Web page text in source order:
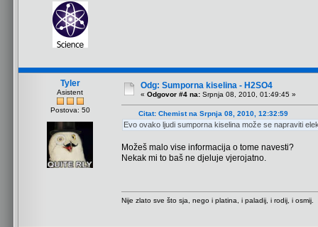
Tyler
Asistent
Postova: 50
Odg: Sumporna kiselina - H2SO4
« Odgovor #4 na: Srpnja 08, 2010, 01:49:45 »
Citat: Chemist na Srpnja 08, 2010, 12:32:59
Evo ovako ljudi sumporna kiselina može se napraviti
Možeš malo vise informacija o tome navesti?
Nekak mi to baš ne djeluje vjerojatno.
Nije zlato sve što sja, nego i platina, i paladij, i rodij, i osmij.